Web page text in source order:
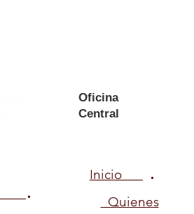
Oficina
Central
.
Inicio .
Quienes